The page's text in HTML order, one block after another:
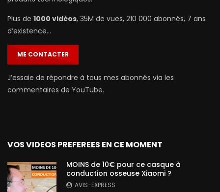
Plus de 1000 vidéos, 35M de vues, 210 000 abonnés, 7 ans
d’existence…
ME CONTACTER
J’essaie de répondre à tous mes abonnés via les
commentaires de YouTube.
VOS VIDEOS PREFEREES EN CE MOMENT
MOINS de 10€ pour ce casque à
conduction osseuse Xiaomi ?
AVIS-EXPRESS